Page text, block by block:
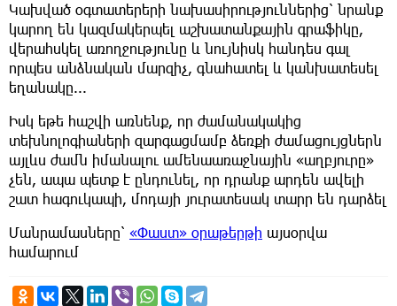
Կախված օգտատերերի նախասիրություններից՝ նրանք
կարող են կազմակերպել աշխատանքային գրաֆիկը,
վերահսկել առողջությունը և նույնիսկ հանդես գալ
որպես անձնական մարզիչ, գնահատել և կանխատեսել
եղանակը...
Իսկ եթե հաշվի առնենք, որ ժամանակակից
տեխնոլոգիաների զարգացմամբ ձեռքի ժամացույցներն
այլևս ժամն իմանալու ամենաառաջնային «աղբյուրը»
չեն, ապա պետք է ընդունել, որ դրանք արդեն ավելի
շատ հագուկապի, մոդայի յուրատեսակ տարր են դարձել
Մանրամասները՝ «Փաստ» օրաթերթի այսօրվա
համարում